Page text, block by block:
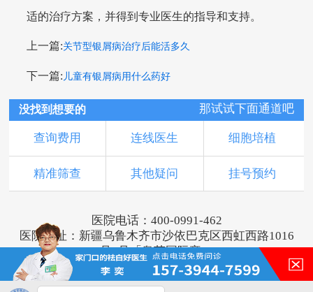
适的治疗方案，并得到专业医生的指导和支持。
上一篇:关节型银屑病治疗后能活多久
下一篇: 儿童有银屑病用什么药好
没找到想要的 那试试下面通道吧
查询费用 连线医生 细胞培植
精准筛查 其他疑问 挂号预约
医院电话：400-0991-462
医院地址：新疆乌鲁木齐市沙依巴克区西虹西路1016
号1号「奥莱国际旁」
版权所有：乌鲁木齐新军都皮肤病医院
新ICP备16001749号-2